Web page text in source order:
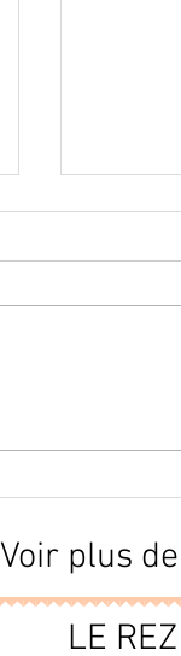
Ambialet
Voir plus
LE